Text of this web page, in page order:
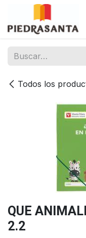
Ir al contenido
Todos los
QUE
2.2